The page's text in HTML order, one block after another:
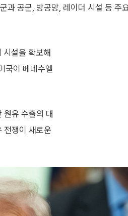
과 공군, 방공망, 레이더 시설 등 주
설을 확보해
국이 베네수엘
원유 수출의 대
전쟁이 새로운